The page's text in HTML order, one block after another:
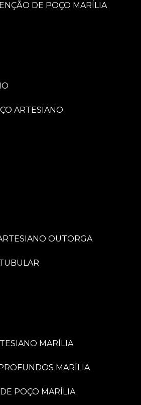
DE POÇO MARÍLIA
ARTESIANO
ARTESIANO OUTORGA
MARÍLIA
MARÍLIA
DE POÇO MARÍLIA